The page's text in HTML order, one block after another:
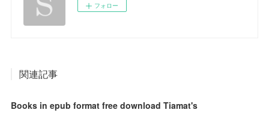
フォロー
関連記事
Books in epub format free download Tiamat's